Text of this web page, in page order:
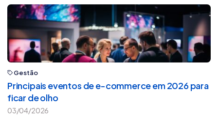
Gestão
Principais eventos de e-commerce em 2026 para
ficar de olho
03/04/2026